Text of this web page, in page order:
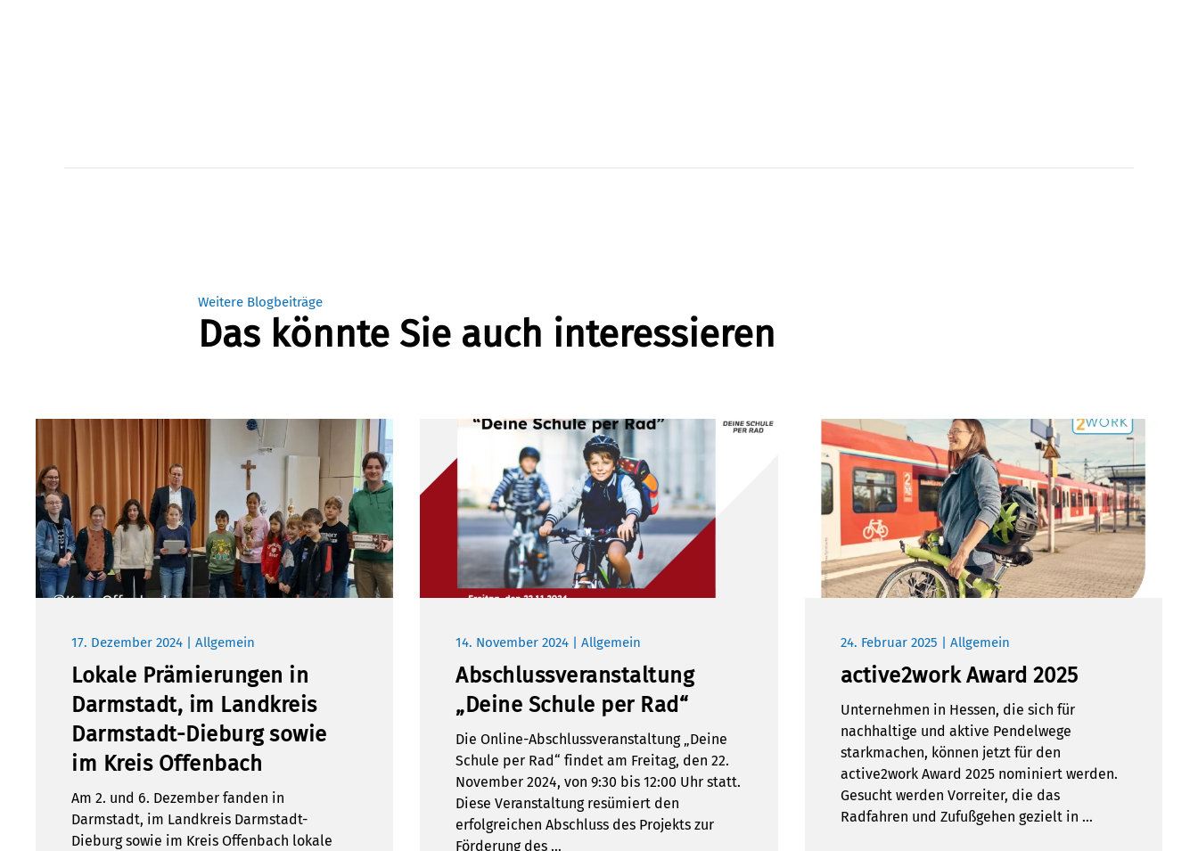
Weitere Blogbeiträge
Das könnte Sie auch interessieren
17. Dezember 2024 | Allgemein
Lokale Prämierungen in
Darmstadt, im Landkreis
Darmstadt-Dieburg sowie
im Kreis Offenbach
Am 2. und 6. Dezember fanden in
Darmstadt, im Landkreis Darmstadt-
Dieburg sowie im Kreis Offenbach lokale
14. November 2024 | Allgemein
Abschlussveranstaltung
„Deine Schule per Rad“
Die Online-Abschlussveranstaltung „Deine
Schule per Rad“ findet am Freitag, den 22.
November 2024, von 9:30 bis 12:00 Uhr statt.
Diese Veranstaltung resümiert den
erfolgreichen Abschluss des Projekts zur
Förderung des …
24. Februar 2025 | Allgemein
active2work Award 2025
Unternehmen in Hessen, die sich für
nachhaltige und aktive Pendelwege
starkmachen, können jetzt für den
active2work Award 2025 nominiert werden.
Gesucht werden Vorreiter, die das
Radfahren und Zufußgehen gezielt in …